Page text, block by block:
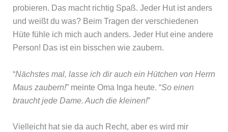
probieren. Das macht richtig Spaß. Jeder Hut ist anders
und weißt du was? Beim Tragen der verschiedenen
Hüte fühle ich mich auch anders. Jeder Hut eine andere
Person! Das ist ein bisschen wie zaubern.
“Nächstes mal, lasse ich dir auch ein Hütchen von Herrn
Maus zaubern!” meinte Oma Inga heute. “So einen
braucht jede Dame. Auch die kleinen!”
Vielleicht hat sie da auch Recht, aber es wird mir